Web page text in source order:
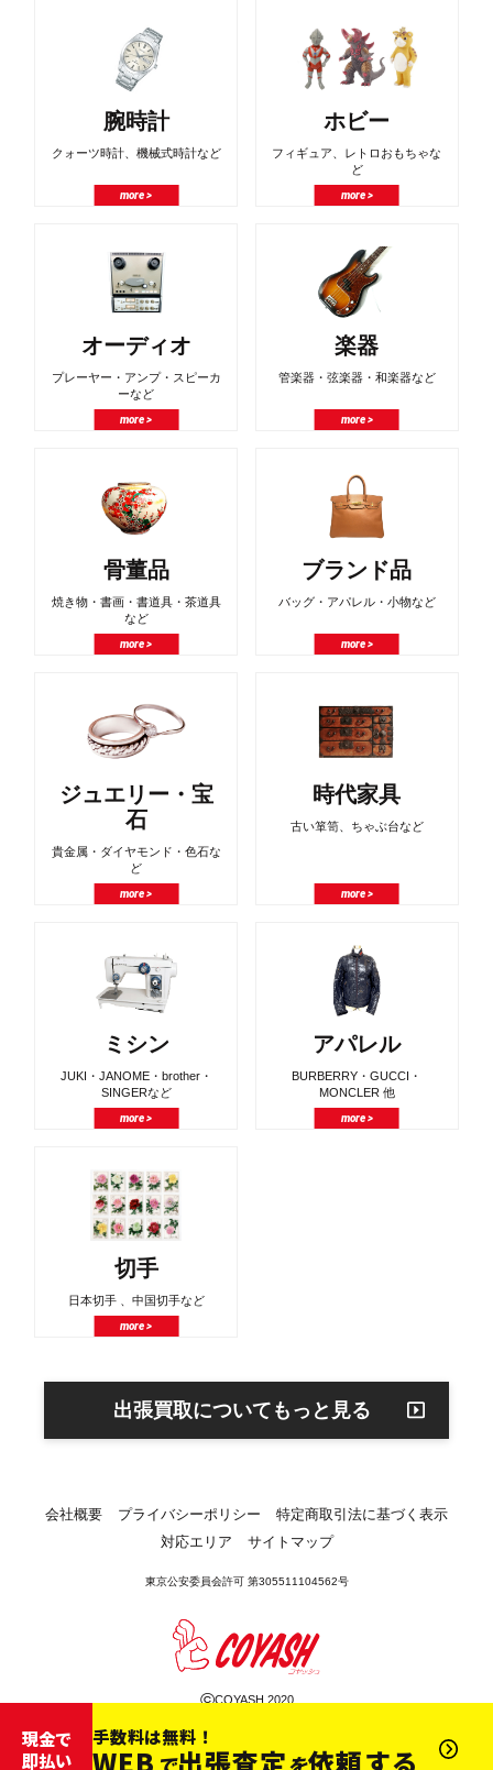
腕時計
クォーツ時計、機械式時計など
more >
ホビー
フィギュア、レトロおもちゃな
ど
more >
オーディオ
プレーヤー・アンプ・スピーカ
ーなど
more >
楽器
管楽器・弦楽器・和楽器など
more >
骨董品
焼き物・書画・書道具・茶道具
など
more >
ブランド品
バッグ・アパレル・小物など
more >
ジュエリー・宝
石
貴金属・ダイヤモンド・色石な
ど
more >
時代家具
古い箪笥、ちゃぶ台など
more >
ミシン
JUKI・JANOME・brother・
SINGERなど
more >
アパレル
BURBERRY・GUCCI・
MONCLER 他
more >
切手
日本切手 、中国切手など
more >
出張買取についてもっと見る
会社概要 プライバシーポリシー
特定商取引法に基づく表示
対応エリア
サイトマップ
東京公安委員会許可 第305511104562号
©COYASH 2020
現金で
即払い
手数料は無料！
WEB 出張査定 依頼する